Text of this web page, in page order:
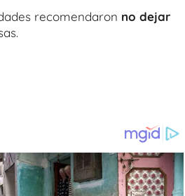
recomendaron no dejar